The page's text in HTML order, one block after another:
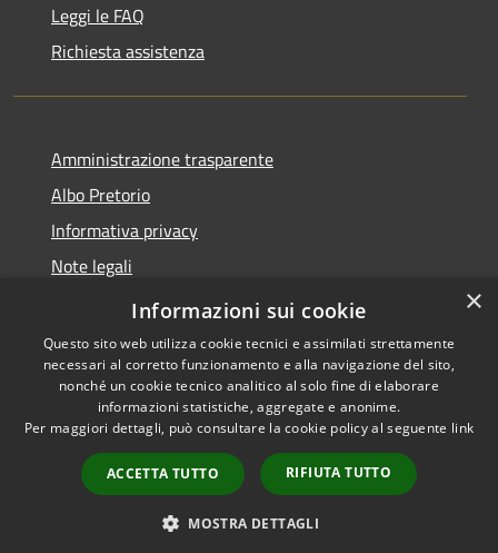
Leggi le FAQ
Richiesta assistenza
Amministrazione trasparente
Albo Pretorio
Informativa privacy
Note legali
Dichiarazione di accessibilità
Accessibilità
Copyright © 2026 • Comune di
Cambiago • Powered by
Municipium•
Accesso
redazione
×
Informazioni sui cookie
Questo sito web utilizza cookie tecnici e assimilati strettamente
necessari al corretto funzionamento e alla navigazione del sito,
nonché un cookie tecnico analitico al solo fine di elaborare
informazioni statistiche, aggregate e anonime.
Per maggiori dettagli, può consultare la cookie policy al seguente link
ACCETTA TUTTO RIFIUTA TUTTO
MOSTRA DETTAGLI